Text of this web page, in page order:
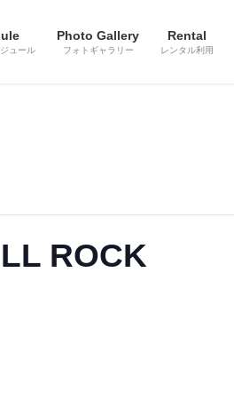
ュール
Photo Gallery
フォトギャラリー
Rental
レンタル利用
ROCK